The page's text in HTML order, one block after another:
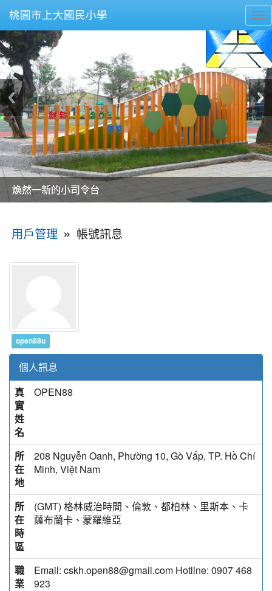
桃園市上大國民小學
美麗的操場是我們活力的來源
美麗的操場是我們活力的來源
煥然一新的小司令台
煥然一新的小司令台
富含桃園埤塘田園風光意象的中廊
富含桃園埤塘田園風光意象的中廊
嶄新的中庭廣場
嶄新的中庭廣場
水生池生生不息
水生池生生不息
用戶管理 » 帳號訊息
open88u
個人訊息
真
實
姓
名
OPEN88
所
在
地
208 Nguyễn Oanh, Phường 10, Gò Vấp, TP. Hồ Chí
Minh, Việt Nam
所
在
時
區
(GMT) 格林威治時間、倫敦、都柏林、里斯本、卡
薩布蘭卡、蒙羅維亞
職
業
Email: cskh.open88@gmail.com Hotline: 0907 468
923